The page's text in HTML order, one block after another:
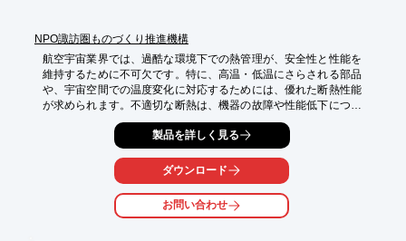
NPO諏訪圏ものづくり推進機構
航空宇宙業界では、過酷な環境下での熱管理が、安全性と性能を
維持するために不可欠です。特に、高温・低温にさらされる部品
や、宇宙空間での温度変化に対応するためには、優れた断熱性能
が求められます。不適切な断熱は、機器の故障や性能低下につな
がる可能性があります。サンゴバン株式会社の製品は、独自の技
術により、航空宇宙分野の厳しい要求に応える断熱ソリューショ
ンを提供します。
【活用シーン】
・航空機のエンジン部品
・宇宙船の断熱材
製品を詳しく見る
ダウンロード
お問い合わせ